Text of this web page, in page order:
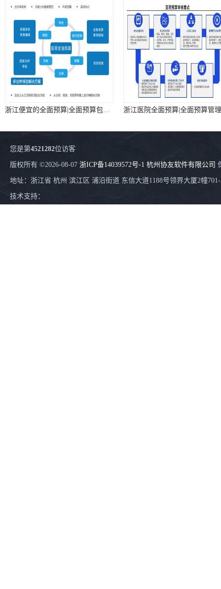
浙江便宜的全面预算|全面预算包括|全面预算解决方案
您是第4521282位访客
版权所有 ©2026-08-07 浙ICP备14039572号-1 杭州协友软件有限公司
地址：浙江省 杭州 滨江区 浦沿街道 东信大道1188号领界大厦2幢
技术支持：